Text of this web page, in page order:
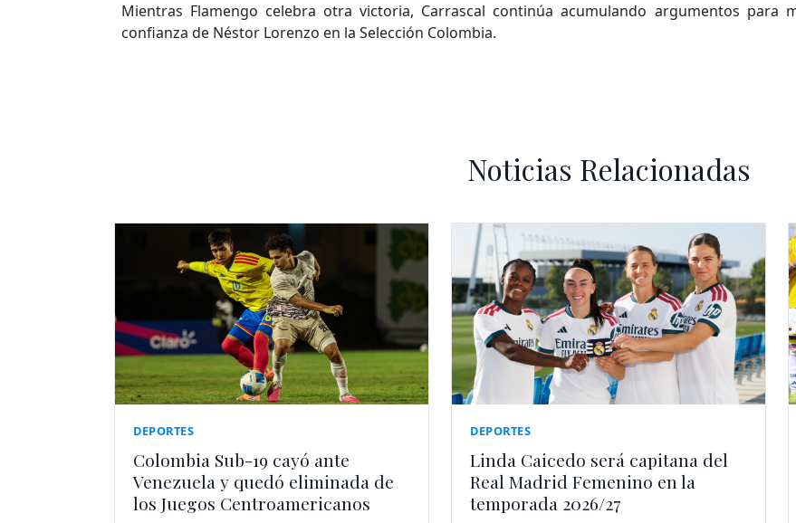
Mientras Flamengo celebra otra victoria, Carrascal continúa acumulando argumentos
confianza de Néstor Lorenzo en la Selección Colombia.
Noticias Relacionadas
DEPORTES
Colombia Sub-19 cayó ante
Venezuela y quedó eliminada de
los Juegos Centroamericanos
DEPORTES
Linda Caicedo será capitana del
Real Madrid Femenino en la
temporada 2026/27